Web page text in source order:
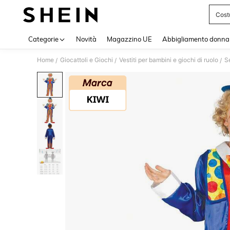
Categorie Novità Magazzino UE Abbigliamento donna
Home / Giocattoli e Giochi / Vestiti per bambini e giochi di ruolo /